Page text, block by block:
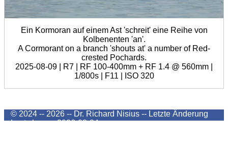
Ein Kormoran auf einem Ast 'schreit' eine Reihe von
Kolbenenten 'an'.
A Cormorant on a branch 'shouts at' a number of Red-
crested Pochards.
2025-08-09 | R7 | RF 100-400mm + RF 1.4 @ 560mm |
1/800s | F11 | ISO 320
© 2024 -- 2026 -- Dr. Richard Nisius -- Letzte Änderung
Last change2026-08-04